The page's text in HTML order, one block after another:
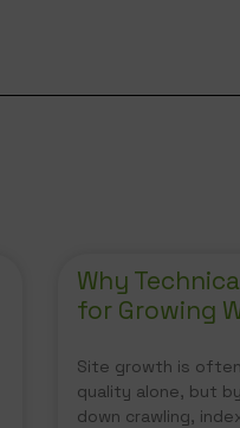
Why
for Growing
Site growth is
quality alone, but
down crawling,